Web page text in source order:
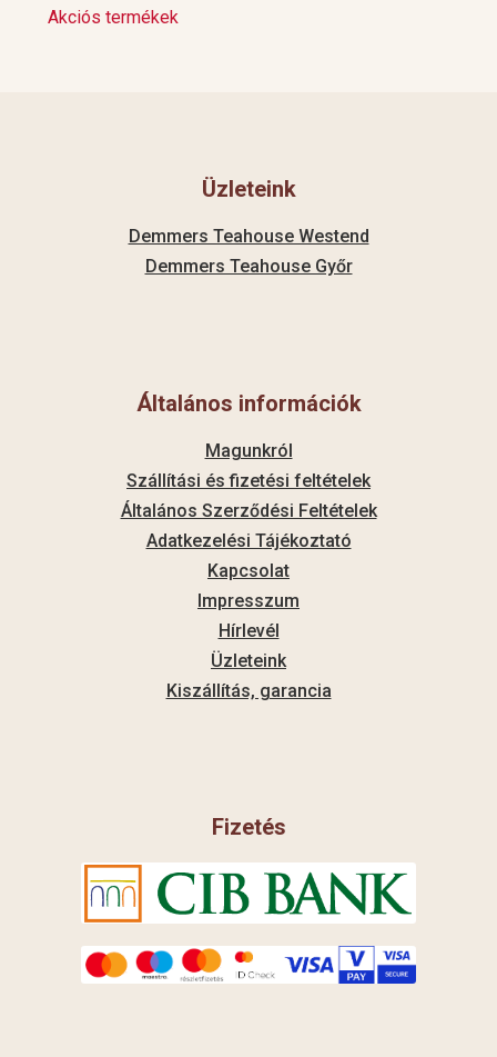
Akciós termékek
Üzleteink
Demmers Teahouse Westend
Demmers Teahouse Győr
Általános információk
Magunkról
Szállítási és fizetési feltételek
Általános Szerződési Feltételek
Adatkezelési Tájékoztató
Kapcsolat
Impresszum
Hírlevél
Üzleteink
Kiszállítás, garancia
Fizetés